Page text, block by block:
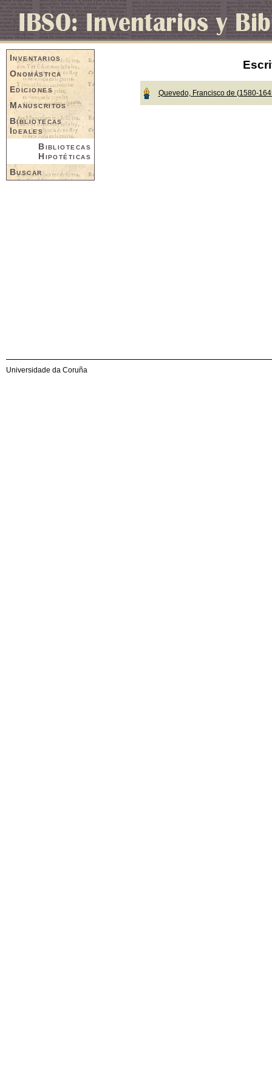
Inventarios
Onomástica
Ediciones
Manuscritos
Bibliotecas
Ideales
Bibliotecas
Hipotéticas
Buscar
Quevedo, Francisco de (1580-
Universidade da Coruña